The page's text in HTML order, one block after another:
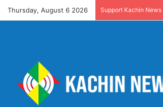
Thursday, August 6 2026 Support Kachin News